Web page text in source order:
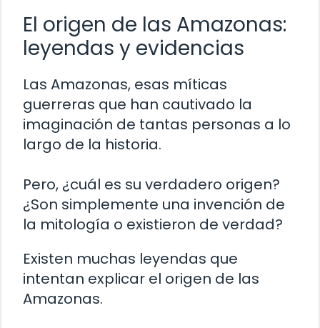
El origen de las Amazonas:
leyendas y evidencias
Las Amazonas, esas míticas
guerreras que han cautivado la
imaginación de tantas personas a lo
largo de la historia.
Pero, ¿cuál es su verdadero origen?
¿Son simplemente una invención de
la mitología o existieron de verdad?
Existen muchas leyendas que
intentan explicar el origen de las
Amazonas.